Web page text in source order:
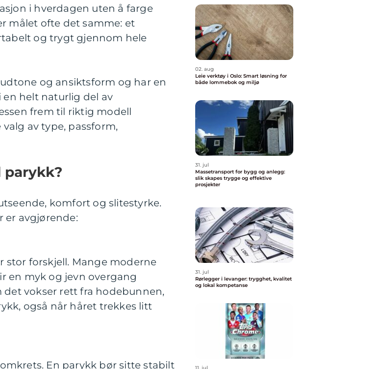
i hverdagen uten å farge
målet ofte det samme: et
og trygt gjennom hele
og ansiktsform og har en
en helt naturlig del av
frem til riktig modell
av type, passform,
parykk?
komfort og slitestyrke.
er avgjørende:
stor forskjell. Mange moderne
en myk og jevn overgang
det vokser rett fra hodebunnen,
også når håret trekkes litt
En parykk bør sitte stabilt
02. aug
Leie verktøy i Oslo: Smart løsning for
både lommebok og miljø
31. jul
Massetransport for bygg og anlegg:
slik skapes trygge og effektive
prosjekter
31. jul
Rørlegger i levanger: trygghet, kvalitet
og lokal kompetanse